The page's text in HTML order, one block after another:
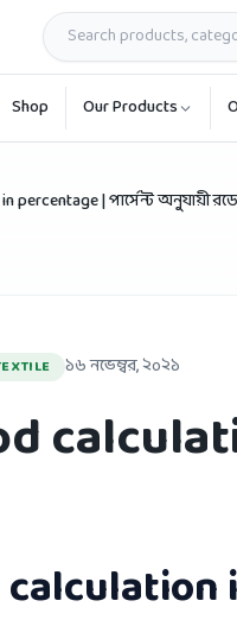
Shop Our Products
| পার্সেন্ট অনুযায়ী
১৬ নভেম্বর, ২০২১